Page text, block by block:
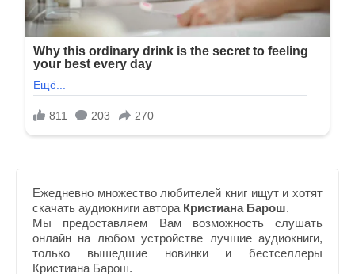
Ежедневно множество любителей книг ищут и хотят
скачать аудиокниги автора Кристиана Барош.
Мы предоставляем Вам возможность слушать
онлайн на любом устройстве лучшие аудиокниги,
только вышедшие новинки и бестселлеры
Кристиана Барош.